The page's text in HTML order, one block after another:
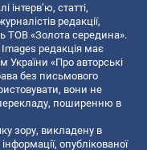
інтерв’ю, статті,
редакції,
ТОВ «Золота середина».
Images редакція має
України «Про авторські
без письмового
вони не
поширенню в
зору, викладену в
опублікованої